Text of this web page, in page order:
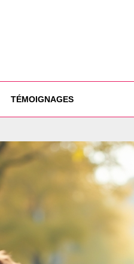
TÉMOIGNAGES